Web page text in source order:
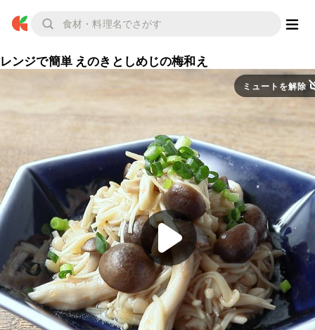
レンジで簡単 えのきとしめじの梅和え
ミュートを解除